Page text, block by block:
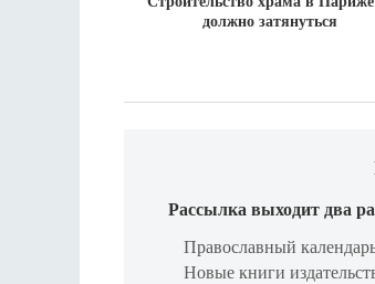
должно затянуться
Рассылка выходит два
Православный
Новые книги